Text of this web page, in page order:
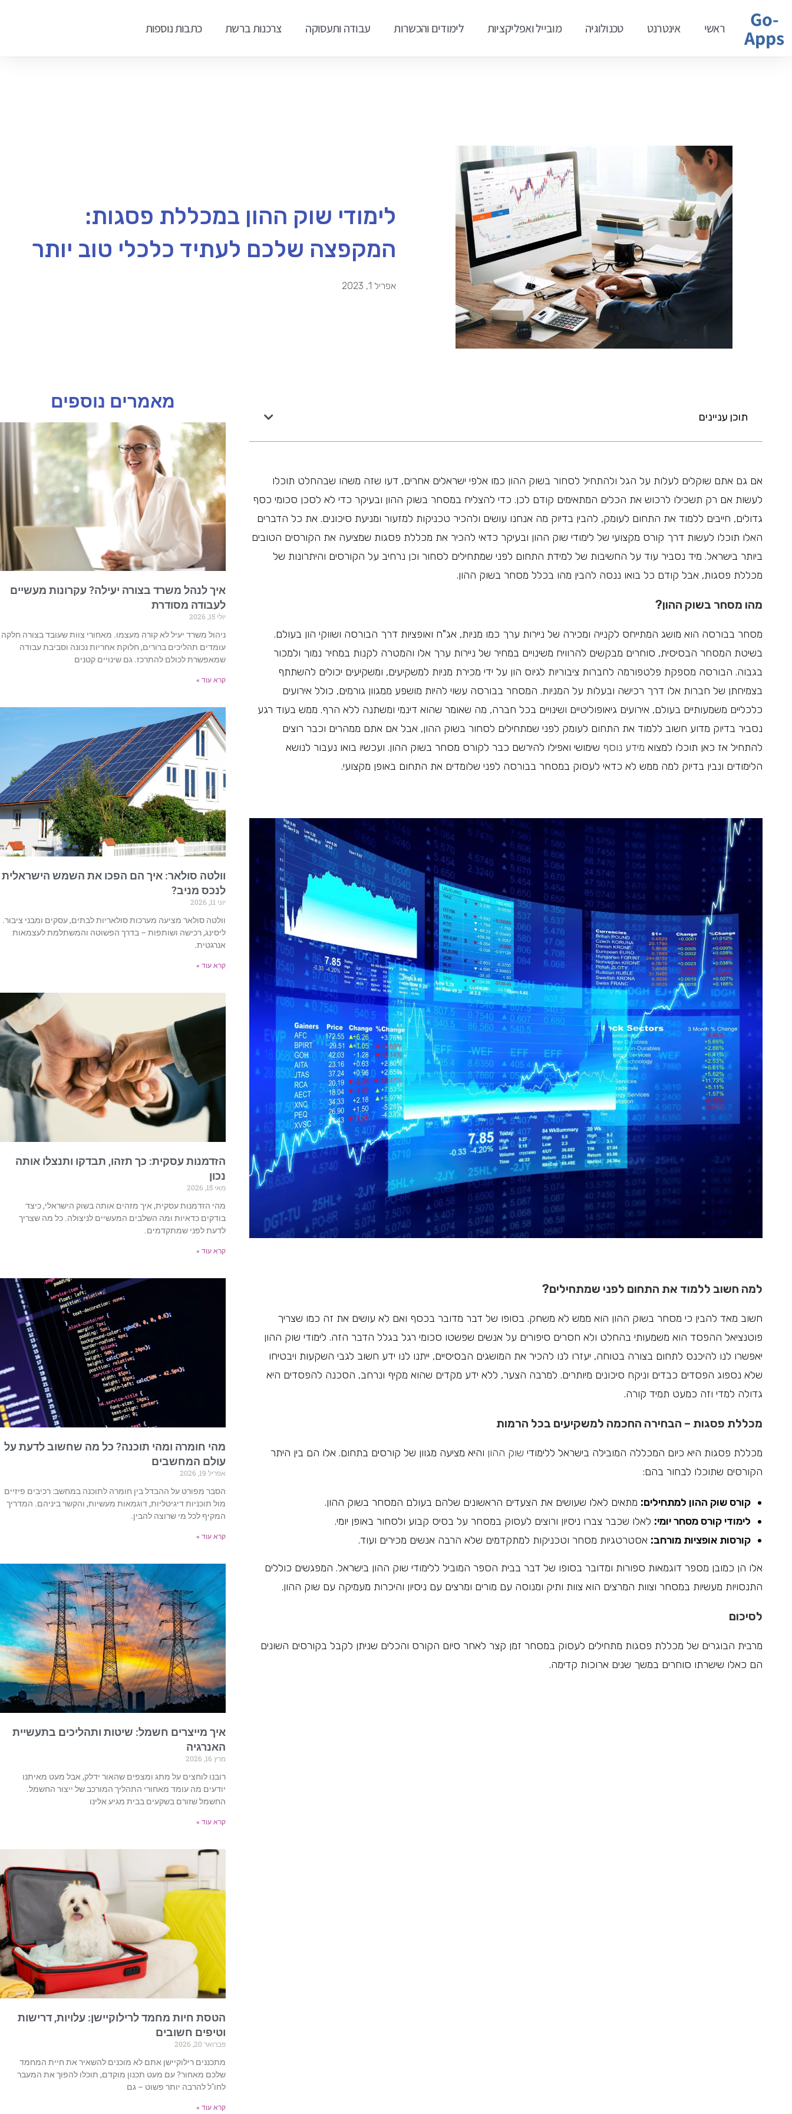
Go-
Apps ראשי אינטרנט טכנולוגיה מובייל ואפליקציות לימודים והכשרות עבודה ותעסוקה צרכנות ברשת כתבות נוספות
לימודי שוק ההון במכללת פסגות:
המקפצה שלכם לעתיד כלכלי טוב יותר
אפריל 1, 2023
תוכן עניינים
אם גם אתם שוקלים לעלות על הגל ולהתחיל לסחור בשוק ההון כמו אלפי ישראלים אחרים, דעו שזה משהו שבהחלט תוכלו
לעשות אם רק תשכילו לרכוש את הכלים המתאימים קודם לכן. כדי להצליח במסחר בשוק ההון ובעיקר כדי לא לסכן סכומי כסף
גדולים, חייבים ללמוד את התחום לעומק, להבין בדיוק מה אנחנו עושים ולהכיר טכניקות למזעור ומניעת סיכונים. את כל הדברים
האלו תוכלו לעשות דרך קורס מקצועי של לימודי שוק ההון ובעיקר כדאי להכיר את מכללת פסגות שמציעה את הקורסים הטובים
ביותר בישראל. מיד נסביר עוד על החשיבות של למידת התחום לפני שמתחילים לסחור וכן נרחיב על הקורסים והיתרונות של
מכללת פסגות, אבל קודם כל בואו ננסה להבין מהו בכלל מסחר בשוק ההון.
מהו מסחר בשוק ההון?
מסחר בבורסה הוא מושג המתייחס לקנייה ומכירה של ניירות ערך כמו מניות, אג"ח ואופציות דרך הבורסה ושווקי הון בעולם.
בשיטת המסחר הבסיסית, סוחרים מבקשים להרוויח משינויים במחיר של ניירות ערך אלו והמטרה לקנות במחיר נמוך ולמכור
בגבוה. הבורסה מספקת פלטפורמה לחברות ציבוריות לגיוס הון על ידי מכירת מניות למשקיעים, ומשקיעים יכולים להשתתף
בצמיחתן של חברות אלו דרך רכישה ובעלות על המניות. המסחר בבורסה עשוי להיות מושפע ממגוון גורמים, כולל אירועים
כלכליים משמעותיים בעולם, אירועים גיאופוליטיים ושינויים בכל חברה, מה שאומר שהוא דינמי ומשתנה ללא הרף. ממש בעוד רגע
נסביר בדיוק מדוע חשוב ללמוד את התחום לעומק לפני שמתחילים לסחור בשוק ההון, אבל אם אתם ממהרים וכבר רוצים
להתחיל אז כאן תוכלו למצוא מידע נוסף שימושי ואפילו להירשם כבר לקורס מסחר בשוק ההון. ועכשיו בואו נעבור לנושא
הלימודים ונבין בדיוק למה ממש לא כדאי לעסוק במסחר בבורסה לפני שלומדים את התחום באופן מקצועי.
למה חשוב ללמוד את התחום לפני שמתחילים?
חשוב מאד להבין כי מסחר בשוק ההון הוא ממש לא משחק. בסופו של דבר מדובר בכסף ואם לא עושים את זה כמו שצריך
פוטנציאל ההפסד הוא משמעותי בהחלט ולא חסרים סיפורים על אנשים שפשטו סכומי רגל בגלל הדבר הזה. לימודי שוק ההון
יאפשרו לנו להיכנס לתחום בצורה בטוחה, יעזרו לנו להכיר את המושגים הבסיסיים, ייתנו לנו ידע חשוב לגבי השקעות ויבטיחו
שלא נספוג הפסדים כבדים וניקח סיכונים מיותרים. למרבה הצער, ללא ידע מקדים שהוא מקיף ונרחב, הסכנה להפסדים היא
גדולה למדי וזה כמעט תמיד קורה.
מכללת פסגות – הבחירה החכמה למשקיעים בכל הרמות
מכללת פסגות היא כיום המכללה המובילה בישראל ללימודי שוק ההון והיא מציעה מגוון של קורסים בתחום. אלו הם בין היתר
הקורסים שתוכלו לבחור בהם:
קורס שוק ההון למתחילים: מתאים לאלו שעושים את הצעדים הראשונים שלהם בעולם המסחר בשוק ההון.
לימודי קורס מסחר יומי: לאלו שכבר צברו ניסיון ורוצים לעסוק במסחר על בסיס קבוע ולסחור באופן יומי.
קורסות אופציות מורחב: אסטרטגיות מסחר וטכניקות למתקדמים שלא הרבה אנשים מכירים ועוד.
אלו הן כמובן מספר דוגמאות ספורות ומדובר בסופו של דבר בבית הספר המוביל ללימודי שוק ההון בישראל. המפגשים כוללים
התנסויות מעשיות במסחר וצוות המרצים הוא צוות ותיק ומנוסה עם מורים ומרצים עם ניסיון והיכרות מעמיקה עם שוק ההון.
לסיכום
מרבית הבוגרים של מכללת פסגות מתחילים לעסוק במסחר זמן קצר לאחר סיום הקורס והכלים שניתן לקבל בקורסים השונים
הם כאלו שישרתו סוחרים במשך שנים ארוכות קדימה.
מאמרים נוספים
איך לנהל משרד בצורה יעילה? עקרונות מעשיים
לעבודה מסודרת
יולי 15, 2026
ניהול משרד יעיל לא קורה מעצמו. מאחורי צוות שעובד בצורה חלקה
עומדים תהליכים ברורים, חלוקת אחריות נכונה וסביבת עבודה
שמאפשרת לכולם להתרכז. גם שינויים קטנים
קרא עוד »
וולטה סולאר: איך הם הפכו את השמש הישראלית
לנכס מניב?
יוני 11, 2026
וולטה סולאר מציעה מערכות סולאריות לבתים, עסקים ומבני ציבור.
ליסינג, רכישה ושותפות – בדרך הפשוטה והמשתלמת לעצמאות
אנרגטית.
קרא עוד »
הזדמנות עסקית: כך תזהו, תבדקו ותנצלו אותה
נכון
מאי 15, 2026
מהי הזדמנות עסקית, איך מזהים אותה בשוק הישראלי, כיצד
בודקים כדאיות ומה השלבים המעשיים לניצולה. כל מה שצריך
לדעת לפני שמתקדמים.
קרא עוד »
מהי חומרה ומהי תוכנה? כל מה שחשוב לדעת על
עולם המחשבים
אפריל 19, 2026
הסבר מפורט על ההבדל בין חומרה לתוכנה במחשב: רכיבים פיזיים
מול תוכניות דיגיטליות, דוגמאות מעשיות, והקשר ביניהם. המדריך
המקיף לכל מי שרוצה להבין.
קרא עוד »
איך מייצרים חשמל: שיטות ותהליכים בתעשיית
האנרגיה
מרץ 16, 2026
רובנו לוחצים על מתג ומצפים שהאור ידלק, אבל מעט מאיתנו
יודעים מה עומד מאחורי התהליך המורכב של ייצור החשמל.
החשמל שזורם בשקעים בבית מגיע אלינו
קרא עוד »
הטסת חיות מחמד לרילוקיישן: עלויות, דרישות
וטיפים חשובים
פברואר 20, 2026
מתכננים רילוקיישן אתם לא מוכנים להשאיר את חיית המחמד
שלכם מאחור? עם מעט תכנון מוקדם, תוכלו להפוך את המעבר
לחו"ל להרבה יותר פשוט – גם
קרא עוד »